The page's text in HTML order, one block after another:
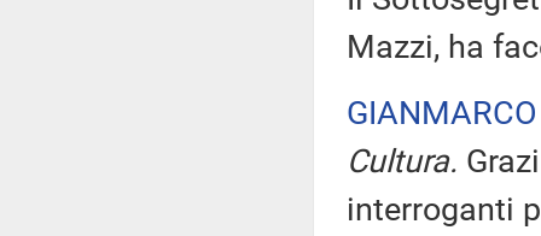
Mazzi, ha
Cultura.
interroganti